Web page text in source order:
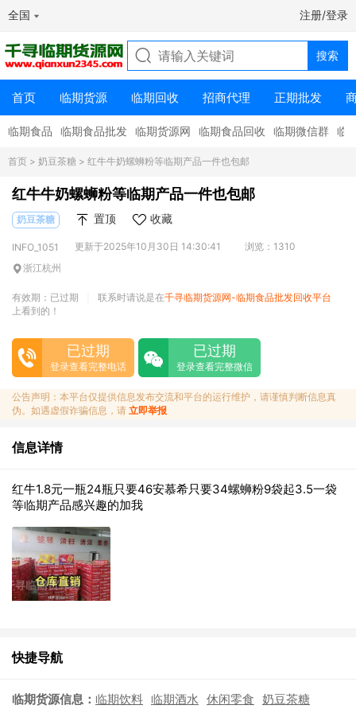
全国 注册/登录
首页 临期货源 临期回收 招商代理 正期批发
临期食品 临期食品批发 临期货源网 临期食品回收 临期微信群 临
首页 > 奶豆茶糖 > 红牛牛奶螺蛳粉等临期产品一件也包邮
红牛牛奶螺蛳粉等临期产品一件也包邮
奶豆茶糖 置顶 收藏
INFO_1051 更新于2025年10月30日 14:30:41
浏览：1310
浙江杭州
有效期：已过期 联系时请说是在千寻临期货源网-临期食品批发回收平台
上看到的！
已过期
登录查看完整电话
已过期
登录查看完整微信
公告声明：本平台仅提供信息发布交流和平台的运行维护，请谨慎判断信息真
伪。如遇虚假诈骗信息，请 立即举报
信息详情
红牛1.8元一瓶24瓶只要46安慕希只要34螺蛳粉9袋起3.5一袋
等临期产品感兴趣的加我
快捷导航
临期货源信息： 临期饮料 临期酒水 休闲零食 奶豆茶糖